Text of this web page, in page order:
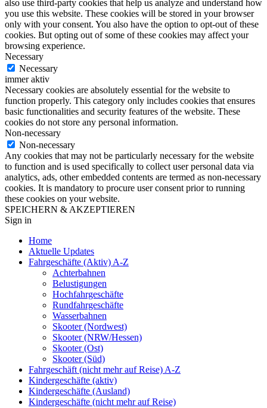
also use third-party cookies that help us analyze and understand how
you use this website. These cookies will be stored in your browser
only with your consent. You also have the option to opt-out of these
cookies. But opting out of some of these cookies may affect your
browsing experience.
Necessary
Necessary
immer aktiv
Necessary cookies are absolutely essential for the website to
function properly. This category only includes cookies that ensures
basic functionalities and security features of the website. These
cookies do not store any personal information.
Non-necessary
Non-necessary
Any cookies that may not be particularly necessary for the website
to function and is used specifically to collect user personal data via
analytics, ads, other embedded contents are termed as non-necessary
cookies. It is mandatory to procure user consent prior to running
these cookies on your website.
SPEICHERN & AKZEPTIEREN
Sign in
Home
Aktuelle Updates
Fahrgeschäfte (Aktiv) A-Z
Achterbahnen
Belustigungen
Hochfahrgeschäfte
Rundfahrgeschäfte
Wasserbahnen
Skooter (Nordwest)
Skooter (NRW/Hessen)
Skooter (Ost)
Skooter (Süd)
Fahrgeschäft (nicht mehr auf Reise) A-Z
Kindergeschäfte (aktiv)
Kindergeschäfte (Ausland)
Kindergeschäfte (nicht mehr auf Reise)